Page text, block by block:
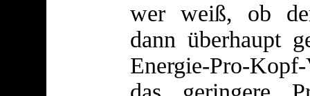
wer weiß, ob
dann überhaupt
Energie-Pro-